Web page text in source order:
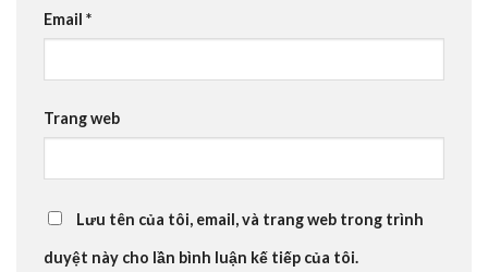
Email *
Trang web
Lưu tên của tôi, email, và trang web trong trình
duyệt này cho lần bình luận kế tiếp của tôi.